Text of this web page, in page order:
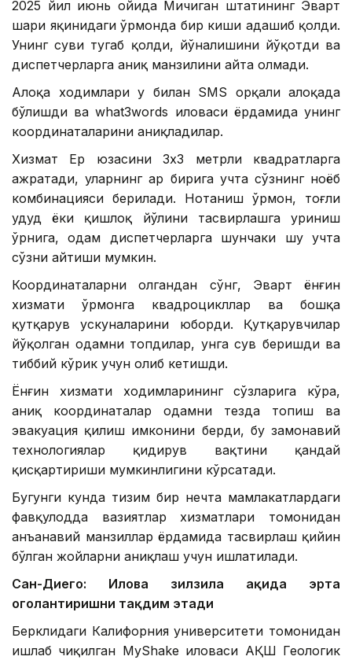
2025 йил июнь ойида Мичиган штатининг Эварт
шаҳри яқинидаги ўрмонда бир киши адашиб қолди.
Унинг суви тугаб қолди, йўналишини йўқотди ва
диспетчерларга аниқ манзилини айта олмади.
Алоқа ходимлари у билан SМS орқали алоқада
бўлишди ва what3words иловаси ёрдамида унинг
координаталарини аниқладилар.
Хизмат Ер юзасини 3х3 метрли квадратларга
ажратади, уларнинг ҳар бирига учта сўзнинг ноёб
комбинацияси берилади. Нотаниш ўрмон, тоғли
ҳудуд ёки қишлоқ йўлини тасвирлашга уриниш
ўрнига, одам диспетчерларга шунчаки шу учта
сўзни айтиши мумкин.
Координаталарни олгандан сўнг, Эварт ёнғин
хизмати ўрмонга квадроцикллар ва бошқа
қутқарув ускуналарини юборди. Қутқарувчилар
йўқолган одамни топдилар, унга сув беришди ва
тиббий кўрик учун олиб кетишди.
Ёнғин хизмати ходимларининг сўзларига кўра,
аниқ координаталар одамни тезда топиш ва
эвакуация қилиш имконини берди, бу замонавий
технологиялар қидирув вақтини қандай
қисқартириши мумкинлигини кўрсатади.
Бугунги кунда тизим бир нечта мамлакатлардаги
фавқулодда вазиятлар хизматлари томонидан
анъанавий манзиллар ёрдамида тасвирлаш қийин
бўлган жойларни аниқлаш учун ишлатилади.
Сан-Диего: Илова зилзила ҳақида эрта
огоҳлантиришни тақдим этади
Берклидаги Калифорния университети томонидан
ишлаб чиқилган MyShake иловаси АҚШ Геологик